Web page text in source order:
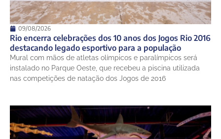
09/08/2026
Rio encerra celebrações dos 10 anos dos Jogos Rio 2016
destacando legado esportivo para a população
Mural com mãos de atletas olímpicos e paralímpicos será
instalado no Parque Oeste, que recebeu a piscina utilizada
nas competições de natação dos Jogos de 2016